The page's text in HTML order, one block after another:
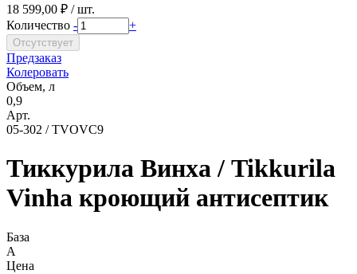
18 599,00 ₽ / шт.
Количество - +
Предзаказ
Колеровать
Объем, л
0,9
Арт.
05-302 / TVOVC9
Тиккурила Винха / Tikkurila
Vinha кроющий антисептик
База
A
Цена